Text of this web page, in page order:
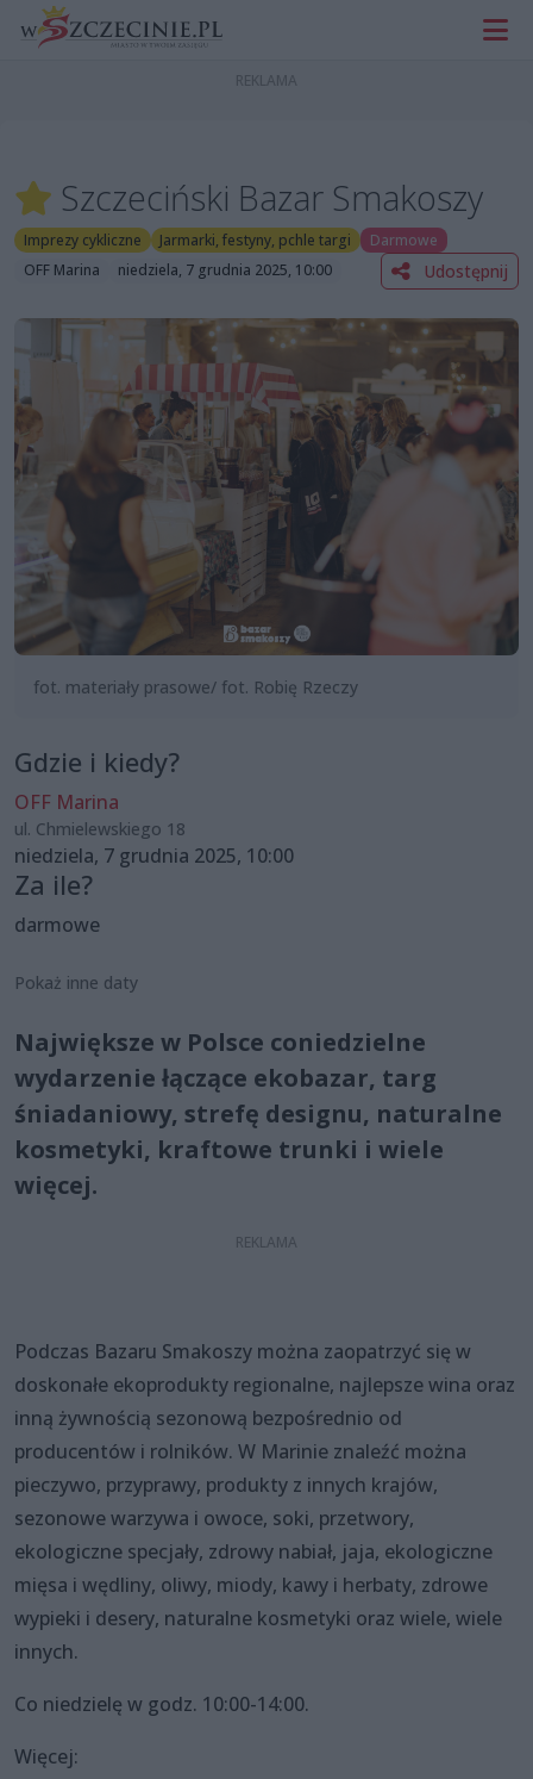
Szczeciński Bazar Smakoszy
Imprezy cykliczne Jarmarki, festyny, pchle targi
Darmowe
OFF Marina
niedziela, 7 grudnia 2025, 10:00 Udostępnij
fot. materiały prasowe/ fot. Robię Rzeczy
Gdzie i kiedy?
OFF Marina
ul. Chmielewskiego 18
niedziela, 7 grudnia 2025, 10:00
Za ile?
darmowe
Pokaż inne daty
Największe w Polsce coniedzielne
wydarzenie łączące ekobazar, targ
śniadaniowy, strefę designu, naturalne
kosmetyki, kraftowe trunki i wiele
więcej.
Podczas Bazaru Smakoszy można zaopatrzyć się w
doskonałe ekoprodukty regionalne, najlepsze wina oraz
inną żywnością sezonową bezpośrednio od
producentów i rolników. W Marinie znaleźć można
pieczywo, przyprawy, produkty z innych krajów,
sezonowe warzywa i owoce, soki, przetwory,
ekologiczne specjały, zdrowy nabiał, jaja, ekologiczne
mięsa i wędliny, oliwy, miody, kawy i herbaty, zdrowe
wypieki i desery, naturalne kosmetyki oraz wiele, wiele
innych.
Co niedzielę w godz. 10:00-14:00.
Więcej: